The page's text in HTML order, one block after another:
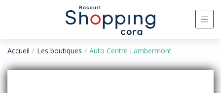
Accueil Les boutiques Auto Centre Lambermont